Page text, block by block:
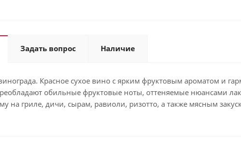
Задать вопрос Наличие
Красное сухое вино с ярким фруктовым ароматом и
обильные фруктовые ноты, оттеняемые нюансами
на гриле, дичи, сырам, равиоли, ризотто, а также мясным